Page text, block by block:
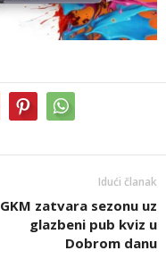
Idući članak
GKM zatvara sezonu uz
glazbeni pub kviz u
Dobrom danu